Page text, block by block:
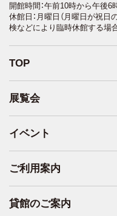
TOP
展覧会
イベント
ご利用案内
貸館のご案内
開館時間：午前10時から午後
休館日：月曜日（月曜日が祝日
検などにより臨時休館する場